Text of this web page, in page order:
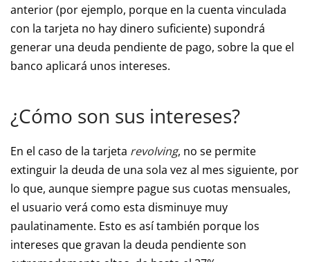
anterior (por ejemplo, porque en la cuenta vinculada
con la tarjeta no hay dinero suficiente) supondrá
generar una deuda pendiente de pago, sobre la que el
banco aplicará unos intereses.
¿Cómo son sus intereses?
En el caso de la tarjeta revolving, no se permite
extinguir la deuda de una sola vez al mes siguiente, por
lo que, aunque siempre pague sus cuotas mensuales,
el usuario verá como esta disminuye muy
paulatinamente. Esto es así también porque los
intereses que gravan la deuda pendiente son